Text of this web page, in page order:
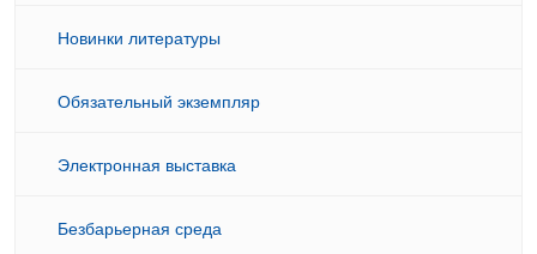
Новинки литературы
Обязательный экземпляр
Электронная выставка
Безбарьерная среда